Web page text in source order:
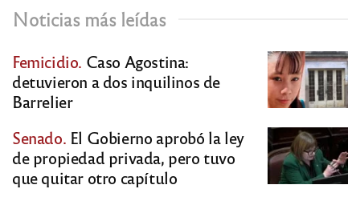
Noticias más leídas
Femicidio. Caso Agostina:
detuvieron a dos inquilinos de
Barrelier
Senado. El Gobierno aprobó la ley
de propiedad privada, pero tuvo
que quitar otro capítulo